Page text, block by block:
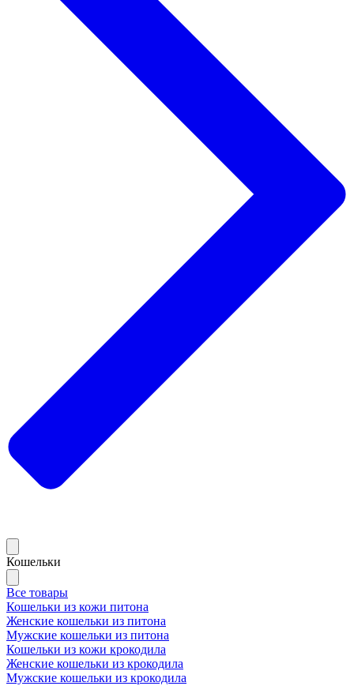
Кошельки
Все товары
Кошельки из кожи питона
Женские кошельки из питона
Мужские кошельки из питона
Кошельки из кожи крокодила
Женские кошельки из крокодила
Мужские кошельки из крокодила